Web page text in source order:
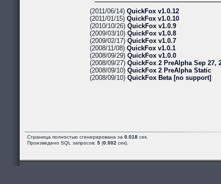
(2011/06/14) QuickFox v1.0.12
(2011/01/15) QuickFox v1.0.10
(2010/10/26) QuickFox v1.0.9
(2009/03/10) QuickFox v1.0.8
(2009/02/17) QuickFox v1.0.7
(2008/11/08) QuickFox v1.0.1
(2008/09/29) QuickFox v1.0.0
(2008/09/27) QuickFox 2 PreAlpha Sep 27,
(2008/09/10) QuickFox 2 PreAlpha Static
(2008/09/10) QuickFox Beta [no support]
Страница полностью сгенерирована за 0.018 сек.
Произведено SQL запросов: 5 (0.002 сек).